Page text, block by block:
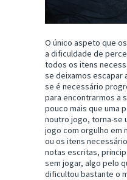
O único aspeto que
a dificuldade de
todos os itens
se deixamos escapar
se é necessário
para encontrarmos a
pouco mais que uma
noutro jogo, torna-se
jogo com orgulho em
ou os itens
notas escritas,
sem jogar, algo pelo
dificultou bastante o